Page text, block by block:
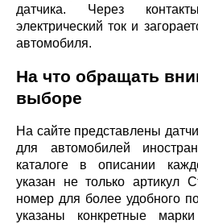
датчика. Через
электрический ток и
автомобиля.
На что обращать
выборе
На сайте представлены
для автомобилей
каталоге в описании
указан не только
номер для более удобного
указаны конкретные